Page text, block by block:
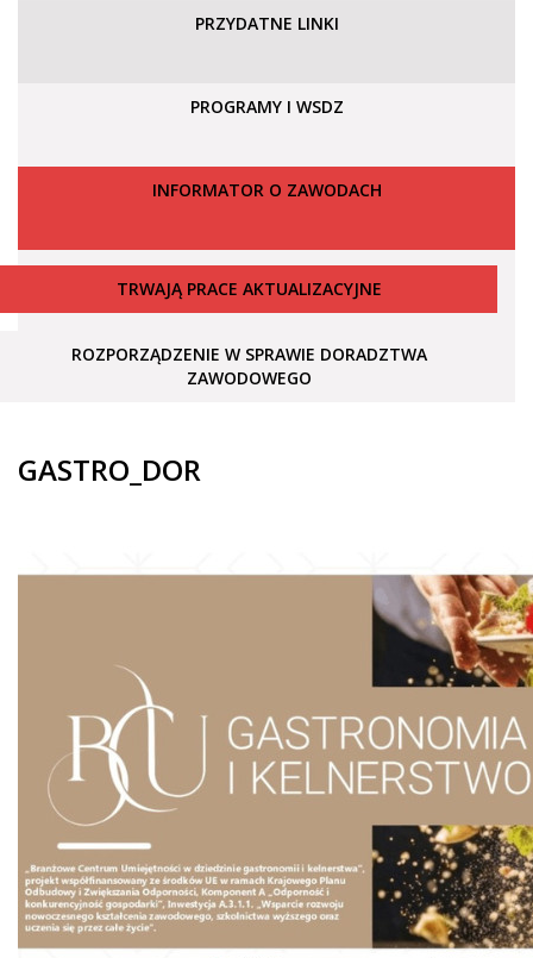
PRZYDATNE LINKI
PROGRAMY I WSDZ
INFORMATOR O ZAWODACH
TRWAJĄ PRACE AKTUALIZACYJNE
ROZPORZĄDZENIE W SPRAWIE DORADZTWA
ZAWODOWEGO
GASTRO_DOR